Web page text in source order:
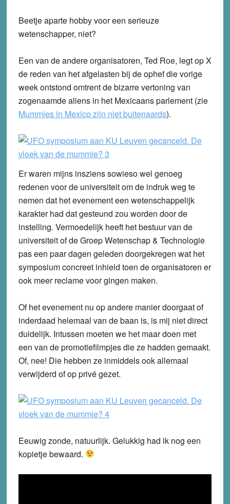
Beetje aparte hobby voor een serieuze
wetenschapper, niet?
Een van de andere organisatoren, Ted Roe, legt op X
de reden van het afgelasten bij de ophef die vorige
week ontstond omtrent de bizarre vertoning van
zogenaamde aliens in het Mexicaans parlement (zie
Mummies in Mexico zijn niet buitenaards).
Er waren mijns insziens sowieso wel genoeg
redenen voor de universiteit om de indruk weg te
nemen dat het evenement een wetenschappelijk
karakter had dat gesteund zou worden door de
instelling. Vermoedelijk heeft het bestuur van de
universiteit of de Groep Wetenschap & Technologie
pas een paar dagen geleden doorgekregen wat het
symposium concreet inhield toen de organisatoren er
ook meer reclame voor gingen maken.
Of het evenement nu op andere manier doorgaat of
inderdaad helemaal van de baan is, is mij niet direct
duidelijk. Intussen moeten we het maar doen met
een van de promotiefilmpjes die ze hadden gemaakt.
Of, nee! Die hebben ze inmiddels ook allemaal
verwijderd of op privé gezet.
Eeuwig zonde, natuurlijk. Gelukkig had ik nog een
kopietje bewaard.